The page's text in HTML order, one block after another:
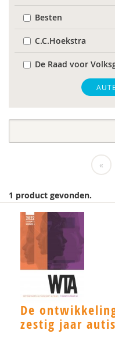
Besten
C.C.Hoekstra
De Raad voor
gz-psycholoog
https://
Marieke-Beltman
MSc
N.G.A. Tak
PhD
Rotterdam
Yulius)
«
1 product gevonden.
De
zestig jaar